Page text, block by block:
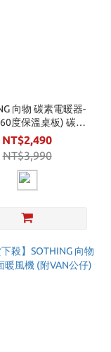
向物 碳素電暖器-
度保溫桌板) 碳鹵
素電暖器
NT$2,490
NT$3,990